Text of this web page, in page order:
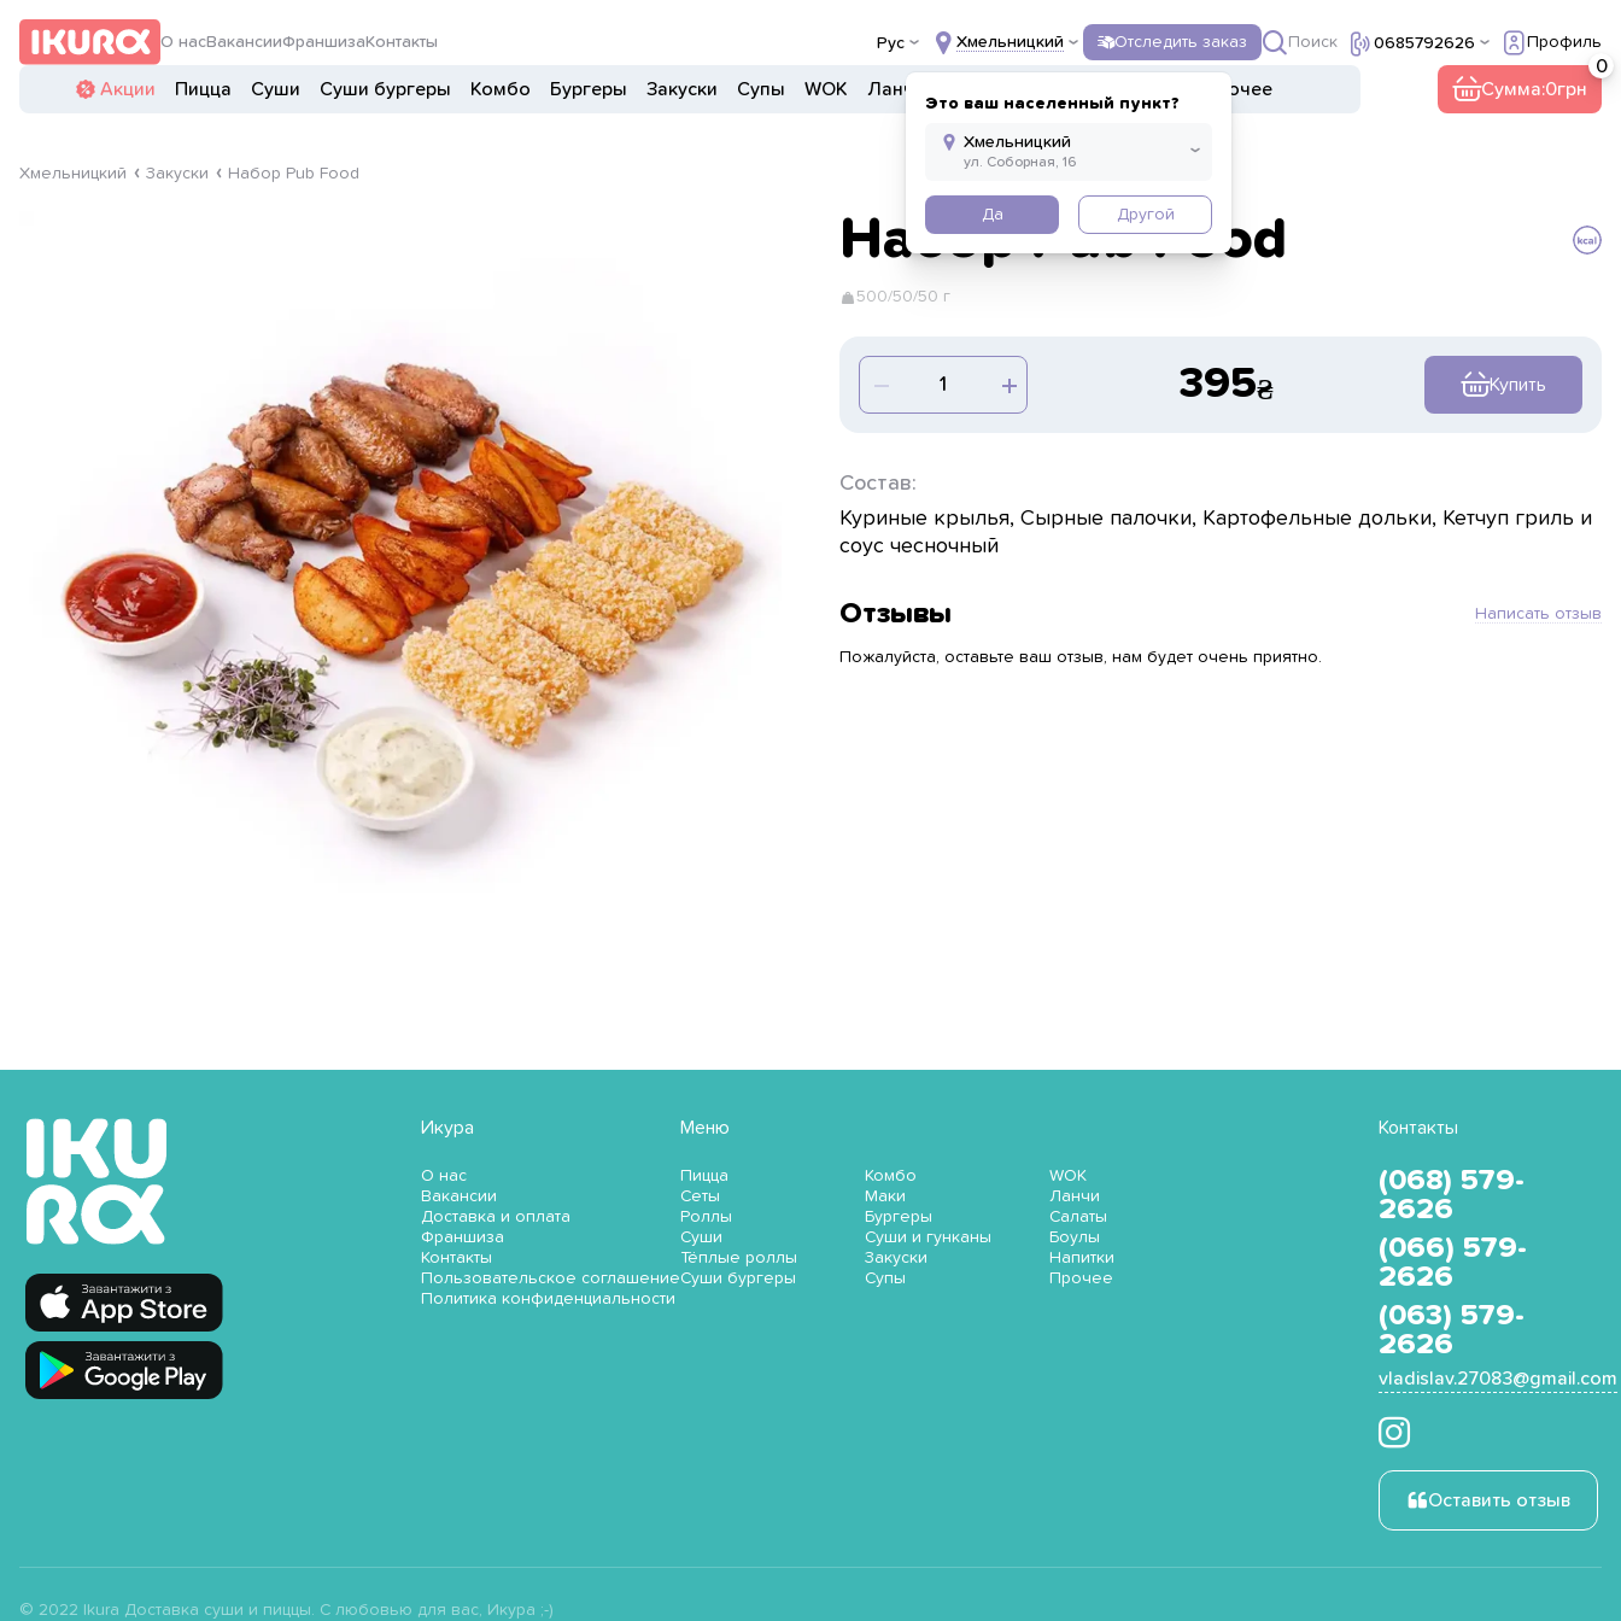
О насВакансииФраншиза Контакты Рус Хмельницкий
Это ваш населенный пункт?
Да Другой
Отследить заказ Поиск 0685792626 Профиль
Акции Пицца Суши Суши бургеры Комбо Бургеры Закуски Супы WOK Ланчи Прочее Сумма:0
Хмельницкий Закуски Набор Pub Food
Набор Pub Food
500/50/50 г
395 Купить
Состав:
Куриные крылья, Сырные палочки, Картофельные дольки, Кетчуп гриль и
соус чесночный
Отзывы Написать отзыв
Пожалуйста, оставьте ваш отзыв, нам будет очень приятно.
Икура
О нас
Вакансии
Доставка и оплата
Франшиза
Контакты
Пользовательское соглашение
Политика конфиденциальности
Меню
Пицца
Сеты
Роллы
Суши
Тёплые роллы
Суши бургеры
Комбо
Маки
Бургеры
Суши и гунканы
Закуски
Супы
WOK
Ланчи
Салаты
Боулы
Напитки
Прочее
Контакты
(068) 579-
2626
(066) 579-
2626
(063) 579-
2626
vladislav.27083@gmail.com
Оставить отзыв
© 2022 Ikura Доставка суши и пиццы. С любовью для вас, Икура ;-)